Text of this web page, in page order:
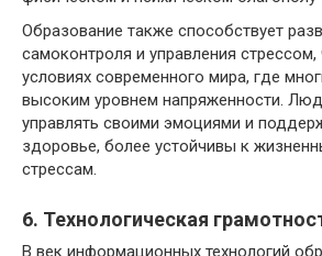
Образование также способствует
самоконтроля и управления
условиях современного мира, где
высоким уровнем напряженности.
управлять своими эмоциями и
здоровье, более устойчивы к
стрессам.
6. Технологическая
В век информационных технологий